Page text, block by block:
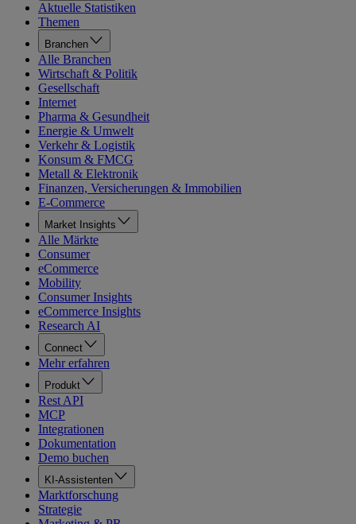
Aktuelle Statistiken
Themen
Branchen
Alle Branchen
Wirtschaft & Politik
Gesellschaft
Internet
Pharma & Gesundheit
Energie & Umwelt
Verkehr & Logistik
Konsum & FMCG
Metall & Elektronik
Finanzen, Versicherungen & Immobilien
E-Commerce
Market Insights
Alle Märkte
Consumer
eCommerce
Mobility
Consumer Insights
eCommerce Insights
Research AI
Connect
Mehr erfahren
Produkt
Rest API
MCP
Integrationen
Dokumentation
Demo buchen
KI-Assistenten
Marktforschung
Strategie